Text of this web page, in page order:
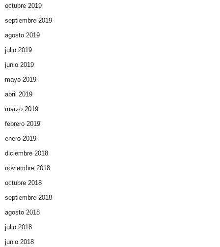
octubre 2019
septiembre 2019
agosto 2019
julio 2019
junio 2019
mayo 2019
abril 2019
marzo 2019
febrero 2019
enero 2019
diciembre 2018
noviembre 2018
octubre 2018
septiembre 2018
agosto 2018
julio 2018
junio 2018